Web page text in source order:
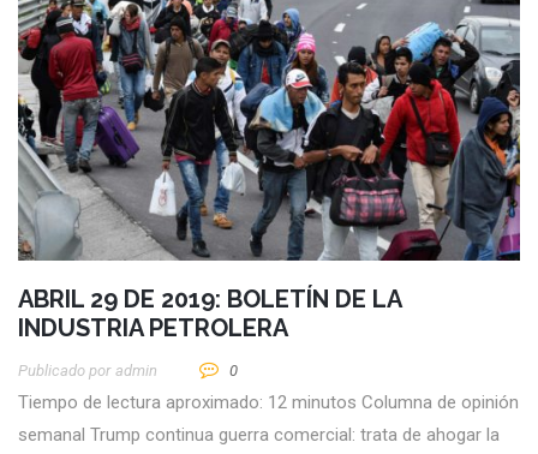
ABRIL 29 DE 2019: BOLETÍN DE LA
INDUSTRIA PETROLERA
Publicado por Admin 0
Tiempo de lectura aproximado: 12 minutos Columna de opinión
semanal Trump continua guerra comercial: trata de ahogar la